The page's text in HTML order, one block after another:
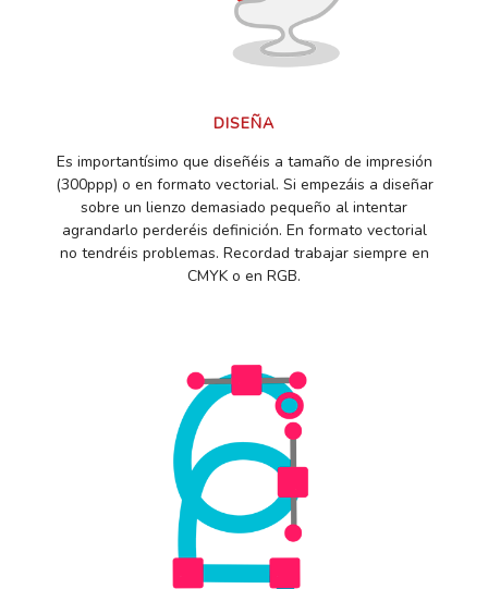
DISEÑA
Es importantísimo que diseñéis a tamaño de impresión
(300ppp) o en formato vectorial. Si empezáis a diseñar
sobre un lienzo demasiado pequeño al intentar
agrandarlo perderéis definición. En formato vectorial
no tendréis problemas. Recordad trabajar siempre en
CMYK o en RGB.